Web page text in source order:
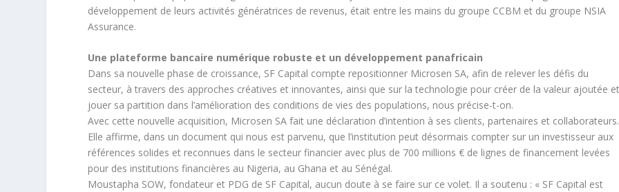
développement de leurs activités génératrices de revenus, était entre les mains du groupe CCBM et du groupe NSIA
Assurance.
Une plateforme bancaire numérique robuste et un développement panafricain
Dans sa nouvelle phase de croissance, SF Capital compte repositionner Microsen SA, afin de relever les défis du
secteur, à travers des approches créatives et innovantes, ainsi que sur la technologie pour créer de la valeur ajoutée
jouer sa partition dans l’amélioration des conditions de vies des populations, nous précise-t-on.
Avec cette nouvelle acquisition, Microsen SA fait une déclaration d’intention à ses clients, partenaires et collaborateurs.
Elle affirme, dans un document qui nous est parvenu, que l’institution peut désormais compter sur un investisseur aux
références solides et reconnues dans le secteur financier avec plus de 700 millions € de lignes de financement levées
pour des institutions financières au Nigeria, au Ghana et au Sénégal.
Moustapha SOW, fondateur et PDG de SF Capital, aucun doute à se faire sur ce volet. Il a soutenu : « SF Capital est